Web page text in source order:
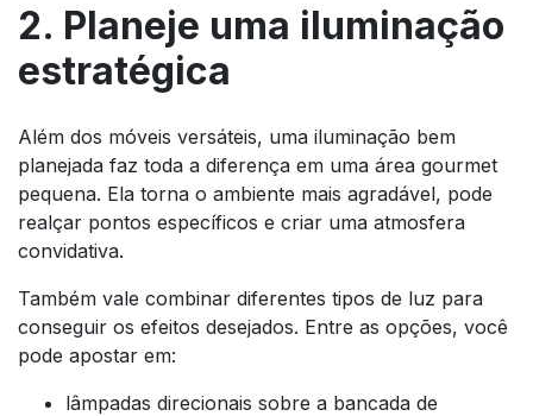
2. Planeje uma iluminação
estratégica
Além dos móveis versáteis, uma iluminação bem
planejada faz toda a diferença em uma área gourmet
pequena. Ela torna o ambiente mais agradável, pode
realçar pontos específicos e criar uma atmosfera
convidativa.
Também vale combinar diferentes tipos de luz para
conseguir os efeitos desejados. Entre as opções, você
pode apostar em:
lâmpadas direcionais sobre a bancada de